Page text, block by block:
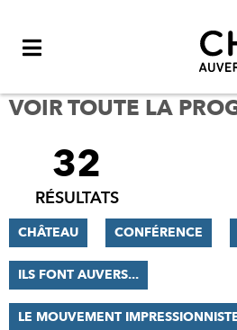
VOIR TOUTE LA
FILTRER
RÉSULTATS
32
RÉSULTATS
CHÂTEAU CONFÉRENCE
ILS FONT AUVERS...
LE MOUVEMENT